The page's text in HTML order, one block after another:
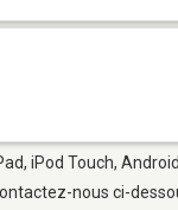
iPod Touch,
nous ci-